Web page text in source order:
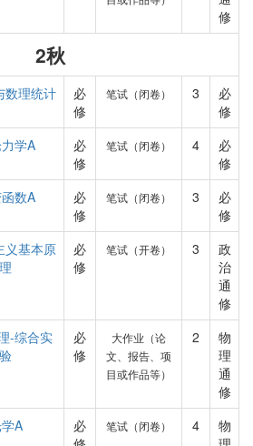
修
2秋
数理统计
必
修
笔试（闭卷） 3
必
修
学A
必
修
笔试（闭卷） 4
必
修
数A
必
修
笔试（闭卷） 3
必
修
义基本原
理
必
修
笔试（开卷） 3
政
治
通
修
-综合实
验
必
修
大作业（论
文、报告、项
目或作品等）
2
物
理
通
修
A
必
笔试（闭卷） 4
物